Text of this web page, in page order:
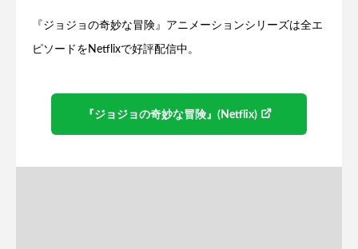
『ジョジョの奇妙な冒険』アニメーションシリーズは全エ
ピソードをNetflixで好評配信中。
『ジョジョの奇妙な冒険』(Netflix)